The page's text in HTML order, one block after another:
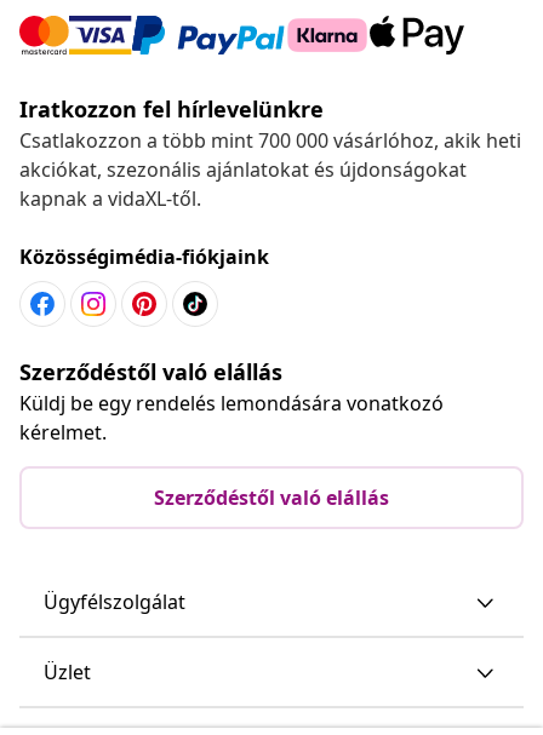
Iratkozzon fel hírlevelünkre
Csatlakozzon a több mint 700 000 vásárlóhoz, akik heti
akciókat, szezonális ajánlatokat és újdonságokat
kapnak a vidaXL-től.
Közösségimédia-fiókjaink
Szerződéstől való elállás
Küldj be egy rendelés lemondására vonatkozó
kérelmet.
Szerződéstől való elállás
Ügyfélszolgálat
Üzlet